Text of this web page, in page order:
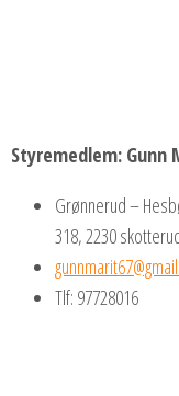
Styremedlem: Gunn
Grønnerud –
318, 2230
Tlf: 97728016